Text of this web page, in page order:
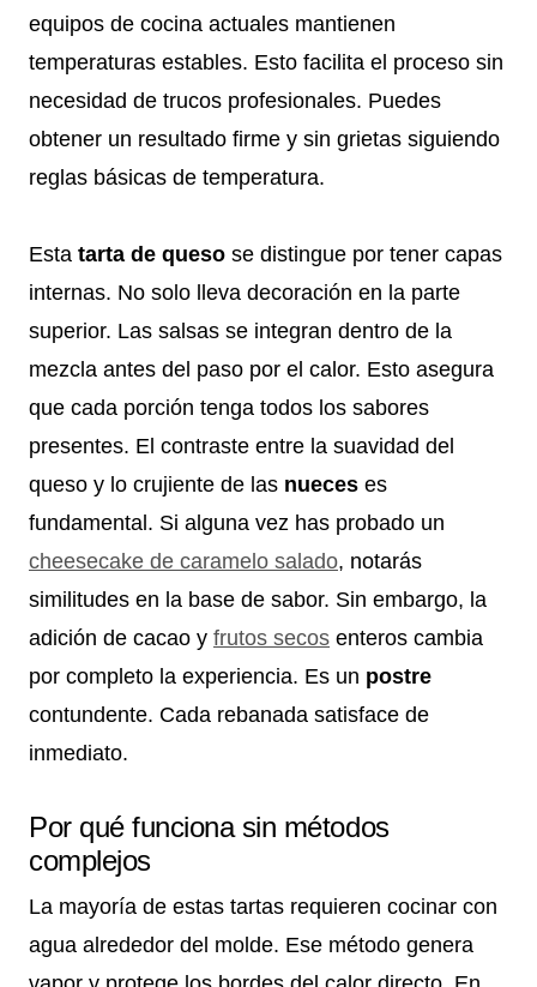
equipos de cocina actuales mantienen
temperaturas estables. Esto facilita el proceso sin
necesidad de trucos profesionales. Puedes
obtener un resultado firme y sin grietas siguiendo
reglas básicas de temperatura.
Esta tarta de queso se distingue por tener capas
internas. No solo lleva decoración en la parte
superior. Las salsas se integran dentro de la
mezcla antes del paso por el calor. Esto asegura
que cada porción tenga todos los sabores
presentes. El contraste entre la suavidad del
queso y lo crujiente de las nueces es
fundamental. Si alguna vez has probado un
cheesecake de caramelo salado, notarás
similitudes en la base de sabor. Sin embargo, la
adición de cacao y frutos secos enteros cambia
por completo la experiencia. Es un postre
contundente. Cada rebanada satisface de
inmediato.
Por qué funciona sin métodos
complejos
La mayoría de estas tartas requieren cocinar con
agua alrededor del molde. Ese método genera